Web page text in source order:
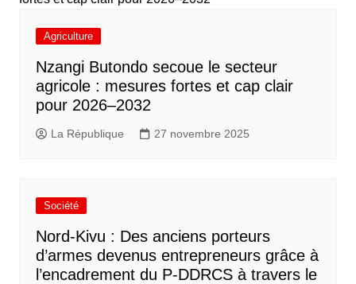
Agriculture
Nzangi Butondo secoue le secteur
agricole : mesures fortes et cap clair
pour 2026–2032
La République 27 novembre 2025
Société
Nord-Kivu : Des anciens porteurs
d’armes devenus entrepreneurs grâce à
l’encadrement du P-DDRCS à travers le